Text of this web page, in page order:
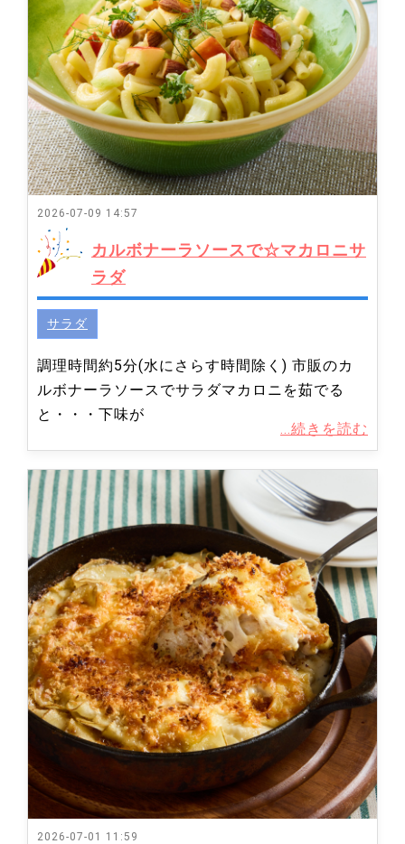
2026-07-09 14:57
カルボナーラソースで☆マカロニサ
ラダ
サラダ
調理時間約5分(水にさらす時間除く) 市販のカ
ルボナーラソースでサラダマカロニを茹でる
と・・・下味が
...続きを読む
2026-07-01 11:59